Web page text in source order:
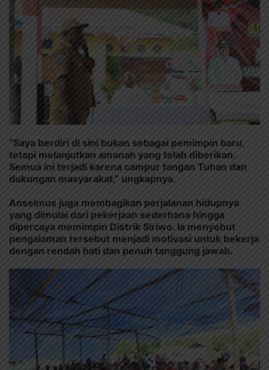
“Saya berdiri di sini bukan sebagai pemimpin baru,
tetapi melanjutkan amanah yang telah diberikan.
Semua ini terjadi karena campur tangan Tuhan dan
dukungan masyarakat,” ungkapnya.
Anselmus juga membagikan perjalanan hidupnya
yang dimulai dari pekerjaan sederhana hingga
dipercaya memimpin Distrik Siriwo. Ia menyebut
pengalaman tersebut menjadi motivasi untuk bekerja
dengan rendah hati dan penuh tanggung jawab.